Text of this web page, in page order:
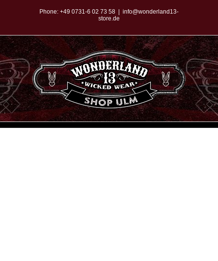
springen
Phone: +49 0731-6 02 73 58
info@wonderland13-
store.de